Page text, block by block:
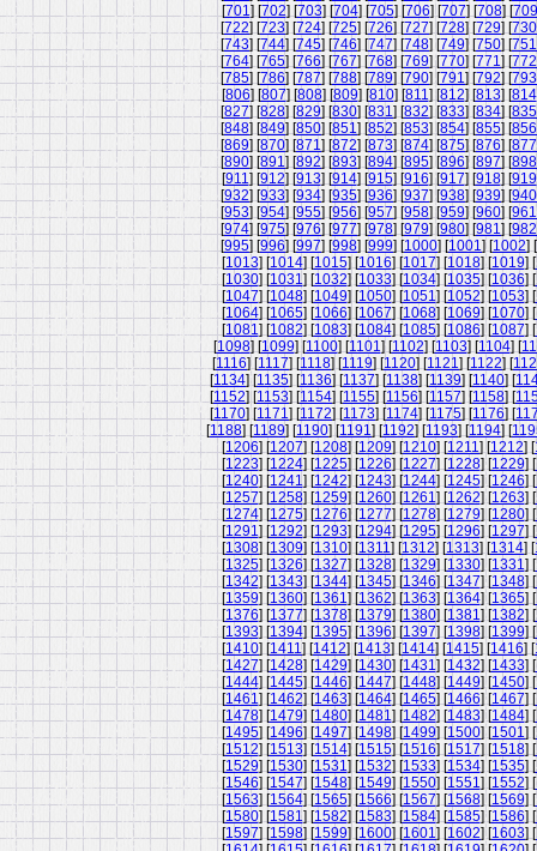
[701] [702] [703] [704] [705] [706] [707] [708] [709
[722] [723] [724] [725] [726] [727] [728] [729] [730
[743] [744] [745] [746] [747] [748] [749] [750] [751
[764] [765] [766] [767] [768] [769] [770] [771] [772
[785] [786] [787] [788] [789] [790] [791] [792] [793
[806] [807] [808] [809] [810] [811] [812] [813] [814
[827] [828] [829] [830] [831] [832] [833] [834] [835
[848] [849] [850] [851] [852] [853] [854] [855] [856
[869] [870] [871] [872] [873] [874] [875] [876] [877
[890] [891] [892] [893] [894] [895] [896] [897] [898
[911] [912] [913] [914] [915] [916] [917] [918] [919
[932] [933] [934] [935] [936] [937] [938] [939] [940
[953] [954] [955] [956] [957] [958] [959] [960] [961
[974] [975] [976] [977] [978] [979] [980] [981] [982
[995] [996] [997] [998] [999] [1000] [1001] [1002] [
[1013] [1014] [1015] [1016] [1017] [1018] [1019] [
[1030] [1031] [1032] [1033] [1034] [1035] [1036] [
[1047] [1048] [1049] [1050] [1051] [1052] [1053] [
[1064] [1065] [1066] [1067] [1068] [1069] [1070] [
[1081] [1082] [1083] [1084] [1085] [1086] [1087] [
[1098] [1099] [1100] [1101] [1102] [1103] [1104] [
[1116] [1117] [1118] [1119] [1120] [1121] [1122] [
[1134] [1135] [1136] [1137] [1138] [1139] [1140] [
[1152] [1153] [1154] [1155] [1156] [1157] [1158] [
[1170] [1171] [1172] [1173] [1174] [1175] [1176] [
[1188] [1189] [1190] [1191] [1192] [1193] [1194] [
[1206] [1207] [1208] [1209] [1210] [1211] [1212] [
[1223] [1224] [1225] [1226] [1227] [1228] [1229] [
[1240] [1241] [1242] [1243] [1244] [1245] [1246] [
[1257] [1258] [1259] [1260] [1261] [1262] [1263] [
[1274] [1275] [1276] [1277] [1278] [1279] [1280] [
[1291] [1292] [1293] [1294] [1295] [1296] [1297] [
[1308] [1309] [1310] [1311] [1312] [1313] [1314] [
[1325] [1326] [1327] [1328] [1329] [1330] [1331] [
[1342] [1343] [1344] [1345] [1346] [1347] [1348] [
[1359] [1360] [1361] [1362] [1363] [1364] [1365] [
[1376] [1377] [1378] [1379] [1380] [1381] [1382] [
[1393] [1394] [1395] [1396] [1397] [1398] [1399] [
[1410] [1411] [1412] [1413] [1414] [1415] [1416] [
[1427] [1428] [1429] [1430] [1431] [1432] [1433] [
[1444] [1445] [1446] [1447] [1448] [1449] [1450] [
[1461] [1462] [1463] [1464] [1465] [1466] [1467] [
[1478] [1479] [1480] [1481] [1482] [1483] [1484] [
[1495] [1496] [1497] [1498] [1499] [1500] [1501] [
[1512] [1513] [1514] [1515] [1516] [1517] [1518] [
[1529] [1530] [1531] [1532] [1533] [1534] [1535] [
[1546] [1547] [1548] [1549] [1550] [1551] [1552] [
[1563] [1564] [1565] [1566] [1567] [1568] [1569] [
[1580] [1581] [1582] [1583] [1584] [1585] [1586] [
[1597] [1598] [1599] [1600] [1601] [1602] [1603] [